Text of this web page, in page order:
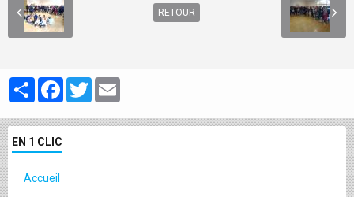
RETOUR
PartagerFacebook
Twitter
EN 1 CLIC
Accueil